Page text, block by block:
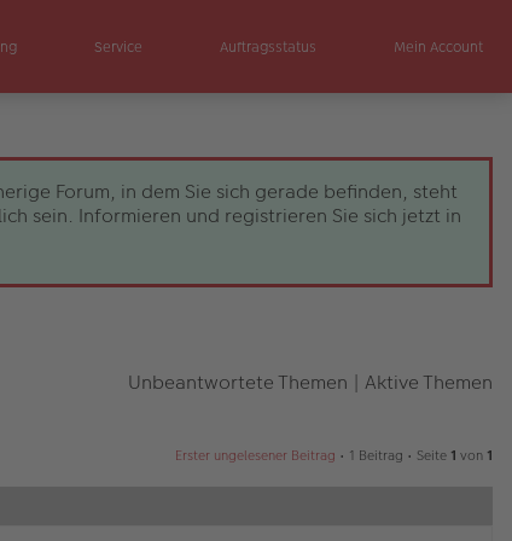
Service Auftragsstatus Mein Account
Forum, in dem Sie sich gerade befinden, steht
sein. Informieren und registrieren Sie sich jetzt in
Unbeantwortete Themen | Aktive Themen
Erster ungelesener Beitrag • 1 Beitrag • Seite 1 von 1